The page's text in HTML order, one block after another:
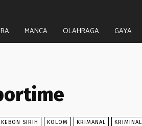
MANCA OLAHRAGA GAYA
KEBON SIRIH KOLOM KRIMANAL KRIMINAL